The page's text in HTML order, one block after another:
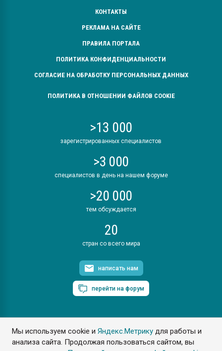
Мы используем cookie иЯндекс.Метрику для работы и
анализа сайта. Продолжая пользоваться сайтом, вы
КОНТАКТЫ
РЕКЛАМА НА САЙТЕ
ПРАВИЛА ПОРТАЛА
ПОЛИТИКА КОНФИДЕНЦИАЛЬНОСТИ
СОГЛАСИЕ НА ОБРАБОТКУ ПЕРСОНАЛЬНЫХ ДАННЫХ
ПОЛИТИКА В ОТНОШЕНИИ ФАЙЛОВ COOKIE
>13 000
зарегистрированных специалистов
>3 000
специалистов в день на нашем форуме
>20 000
тем обсуждается
20
стран со всего мира
написать нам
перейти на форум
ПластЭксперт © 2006. Все права защищены
Разрешается копирование материалов сайта с обязательной